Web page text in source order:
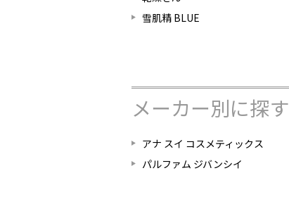
雪肌精 BLUE
メーカー別に探す
アナ スイ コスメティックス
パルファム ジバンシイ